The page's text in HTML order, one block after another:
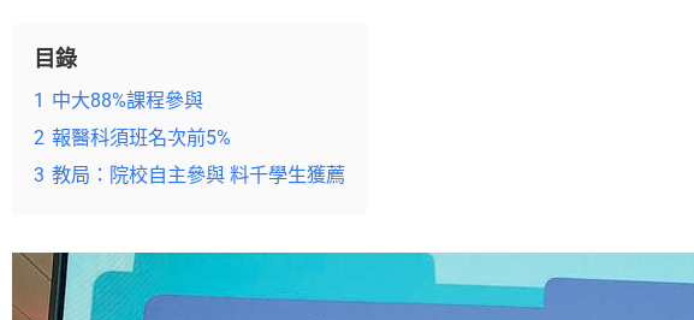
目錄
1 中大88%課程參與
2 報醫科須班名次前5%
3 教局：院校自主參與 料千學生獲薦